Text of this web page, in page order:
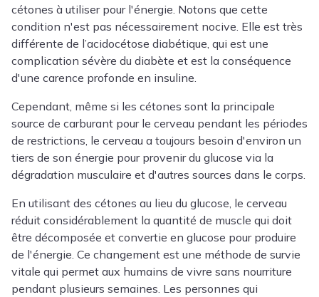
cétones à utiliser pour l'énergie. Notons que cette
condition n'est pas nécessairement nocive. Elle est très
différente de l’acidocétose diabétique, qui est une
complication sévère du diabète et est la conséquence
d'une carence profonde en insuline.
Cependant, même si les cétones sont la principale
source de carburant pour le cerveau pendant les périodes
de restrictions, le cerveau a toujours besoin d'environ un
tiers de son énergie pour provenir du glucose via la
dégradation musculaire et d'autres sources dans le corps.
En utilisant des cétones au lieu du glucose, le cerveau
réduit considérablement la quantité de muscle qui doit
être décomposée et convertie en glucose pour produire
de l'énergie. Ce changement est une méthode de survie
vitale qui permet aux humains de vivre sans nourriture
pendant plusieurs semaines. Les personnes qui